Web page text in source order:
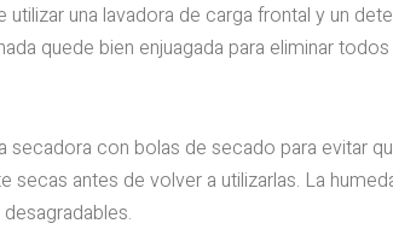
una lavadora de carga frontal y un
quede bien enjuagada para eliminar
secadora con bolas de secado para evitar
antes de volver a utilizarlas. La